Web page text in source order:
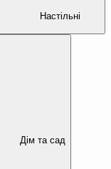
Настільні
Дім та сад